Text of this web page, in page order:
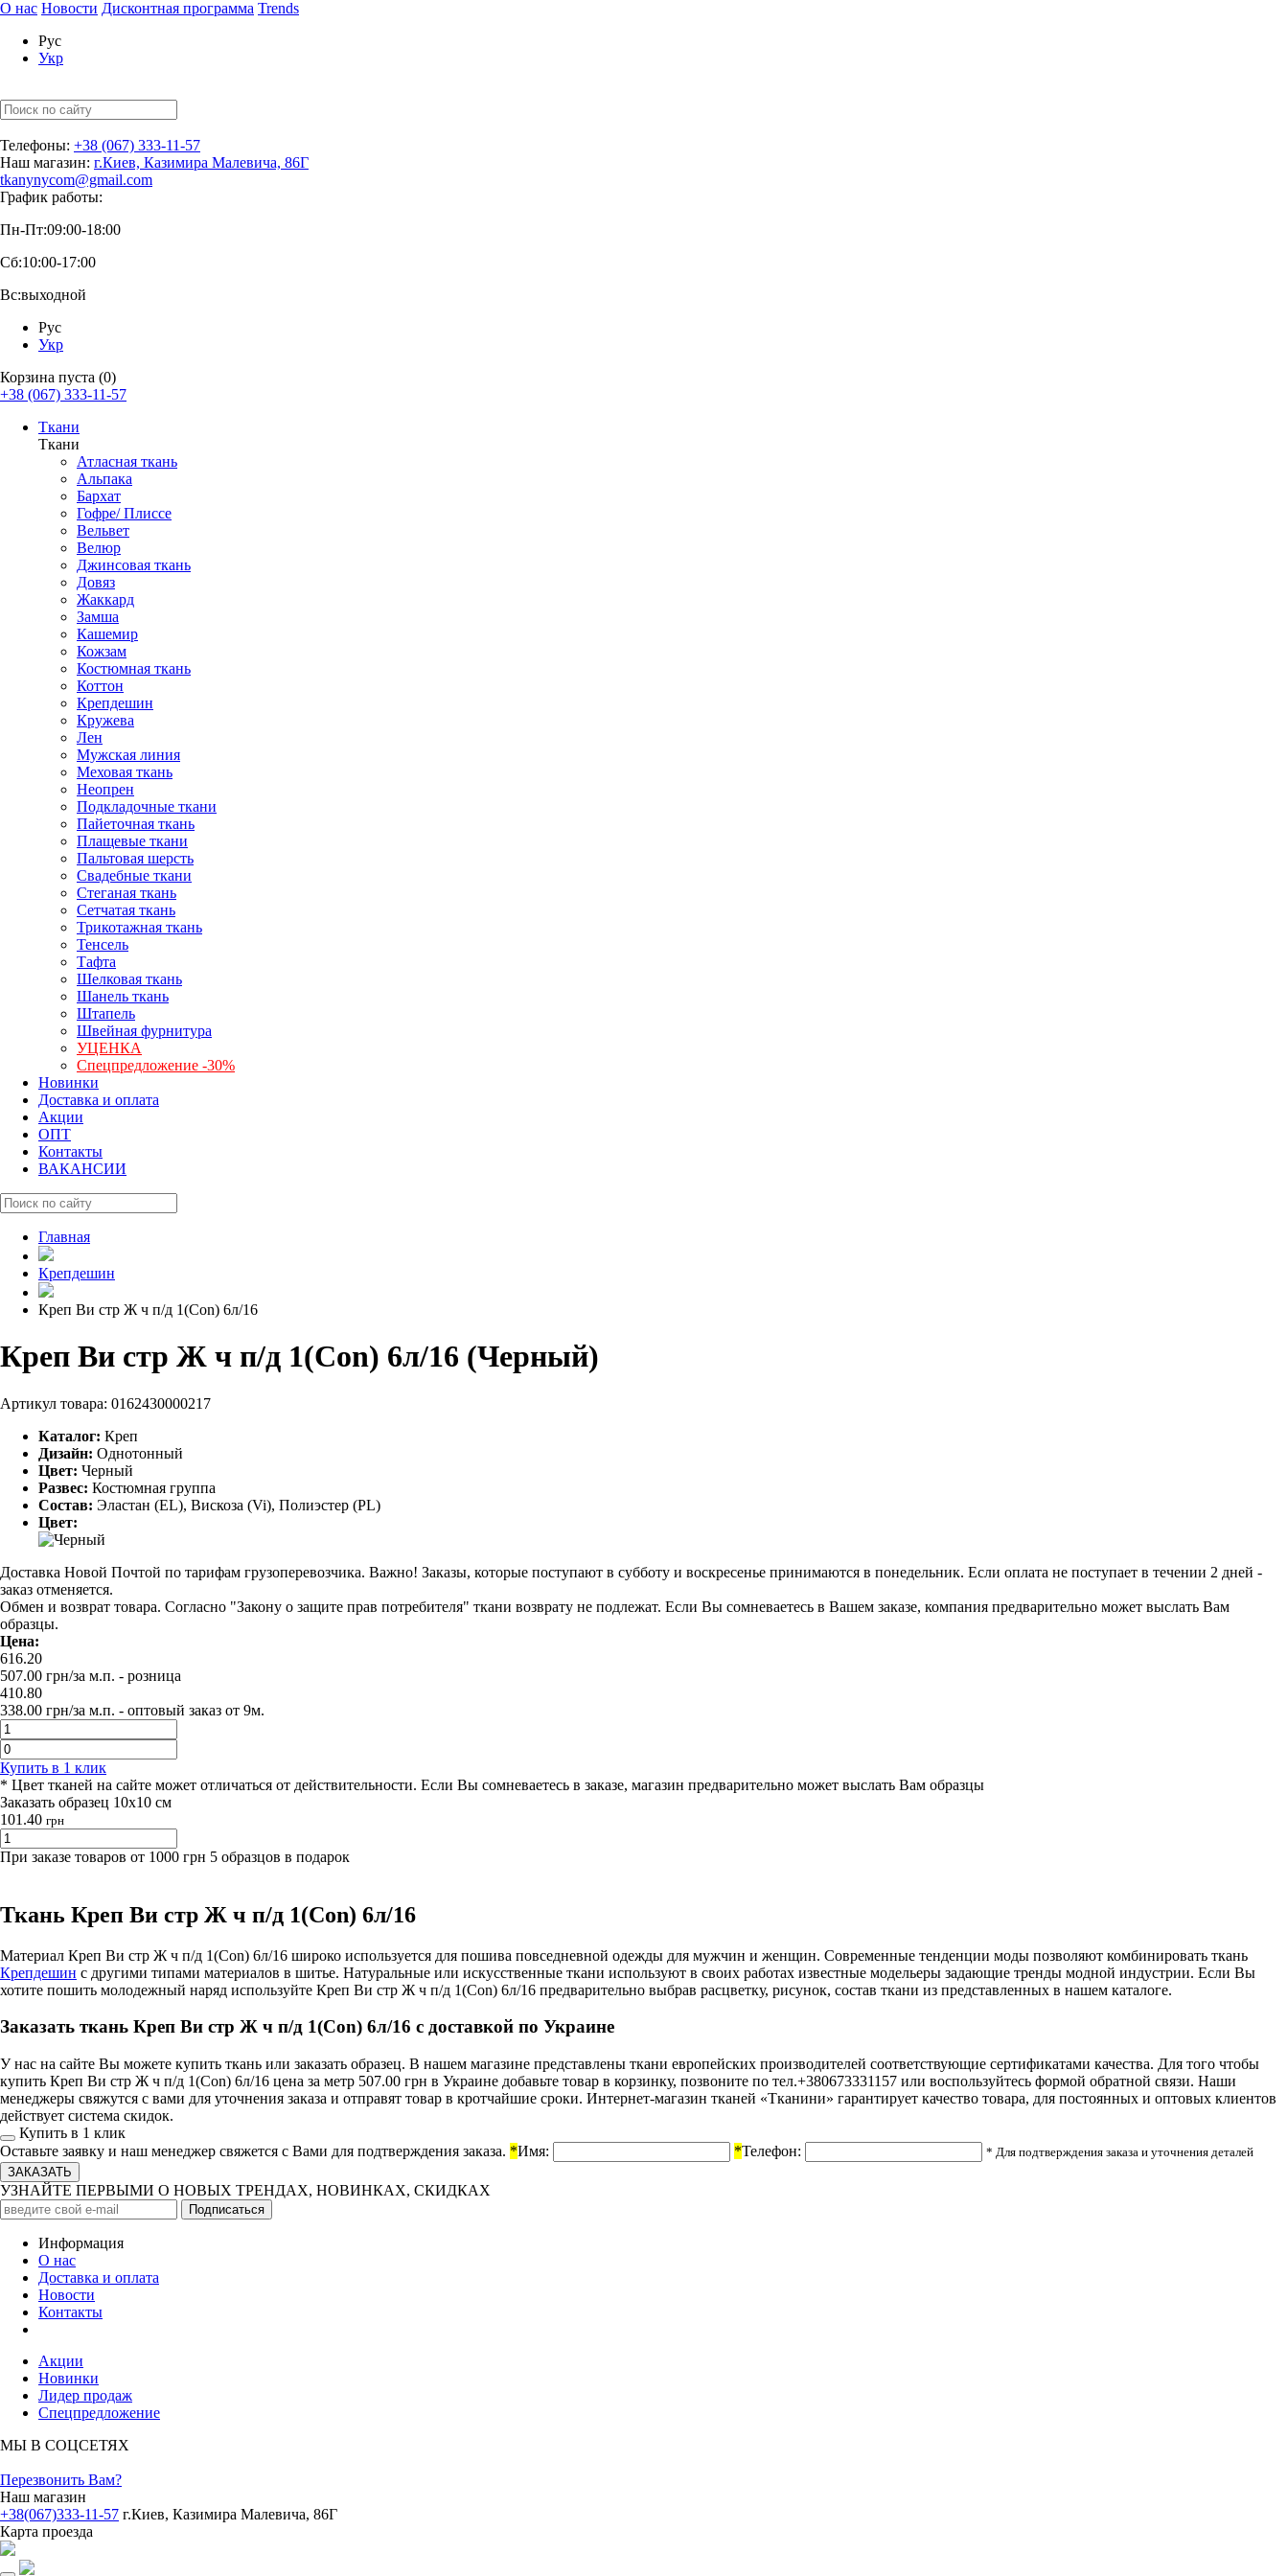
О нас Новости Дисконтная программа Trends
Рус
Укр
Телефоны: +38 (067) 333-11-57
Наш магазин: г.Киев, Казимира Малевича, 86Г
tkanynycom@gmail.com
График работы:
Пн-Пт:09:00-18:00
Сб:10:00-17:00
Вс:выходной
Рус
Укр
Корзина пуста (0)
+38 (067) 333-11-57
Ткани
Ткани
Атласная ткань
Альпака
Бархат
Гофре/ Плиссе
Вельвет
Велюр
Джинсовая ткань
Довяз
Жаккард
Замша
Кашемир
Кожзам
Костюмная ткань
Коттон
Крепдешин
Кружева
Лен
Мужская линия
Меховая ткань
Неопрен
Подкладочные ткани
Пайеточная ткань
Плащевые ткани
Пальтовая шерсть
Свадебные ткани
Стеганая ткань
Сетчатая ткань
Трикотажная ткань
Тенсель
Тафта
Шелковая ткань
Шанель ткань
Штапель
Швейная фурнитура
УЦЕНКА
Спецпредложение -30%
Новинки
Доставка и оплата
Акции
ОПТ
Контакты
ВАКАНСИИ
Главная
Крепдешин
Креп Ви стр Ж ч п/д 1(Сon) 6л/16
Креп Ви стр Ж ч п/д 1(Сon) 6л/16 (Черный)
Артикул товара: 0162430000217
Каталог: Креп
Дизайн: Однотонный
Цвет: Черный
Развес: Костюмная группа
Состав: Эластан (EL), Вискоза (Vi), Полиэстер (PL)
Цвет:
Доставка Новой Почтой по тарифам грузоперевозчика. Важно! Заказы, которые поступают в субботу и воскресенье принимаются в понедельник. Если оплата не поступает в течении 2 дней -
заказ отменяется.
Обмен и возврат товара. Согласно "Закону о защите прав потребителя" ткани возврату не подлежат. Если Вы сомневаетесь в Вашем заказе, компания предварительно может выслать Вам
образцы.
Цена:
616.20
507.00 грн/за м.п. - розница
410.80
338.00 грн/за м.п. - оптовый заказ от 9м.
Купить в 1 клик
* Цвет тканей на сайте может отличаться от действительности. Если Вы сомневаетесь в заказе, магазин предварительно может выслать Вам образцы
Заказать образец 10х10 см
101.40 грн
При заказе товаров от 1000 грн 5 образцов в подарок
Ткань Креп Ви стр Ж ч п/д 1(Сon) 6л/16
Материал Креп Ви стр Ж ч п/д 1(Сon) 6л/16 широко используется для пошива повседневной одежды для мужчин и женщин. Современные тенденции моды позволяют комбинировать ткань
Крепдешин с другими типами материалов в шитье. Натуральные или искусственные ткани используют в своих работах известные модельеры задающие тренды модной индустрии. Если Вы
хотите пошить молодежный наряд используйте Креп Ви стр Ж ч п/д 1(Сon) 6л/16 предварительно выбрав расцветку, рисунок, состав ткани из представленных в нашем каталоге.
Заказать ткань Креп Ви стр Ж ч п/д 1(Сon) 6л/16 с доставкой по Украине
У нас на сайте Вы можете купить ткань или заказать образец. В нашем магазине представлены ткани европейских производителей соответствующие сертификатами качества. Для того чтобы
купить Креп Ви стр Ж ч п/д 1(Сon) 6л/16 цена за метр 507.00 грн в Украине добавьте товар в корзинку, позвоните по тел.+380673331157 или воспользуйтесь формой обратной связи. Наши
менеджеры свяжутся с вами для уточнения заказа и отправят товар в кротчайшие сроки. Интернет-магазин тканей «Тканини» гарантирует качество товара, для постоянных и оптовых клиентов
действует система скидок.
Купить в 1 клик
Оставьте заявку и наш менеджер свяжется с Вами для подтверждения заказа. *Имя: *Телефон: * Для подтверждения заказа и уточнения деталей
УЗНАЙТЕ ПЕРВЫМИ О НОВЫХ ТРЕНДАХ, НОВИНКАХ, СКИДКАХ
Информация
О нас
Доставка и оплата
Новости
Контакты
Акции
Новинки
Лидер продаж
Спецпредложение
МЫ В СОЦСЕТЯХ
Перезвонить Вам?
Наш магазин
+38(067)333-11-57 г.Киев, Казимира Малевича, 86Г
Карта проезда